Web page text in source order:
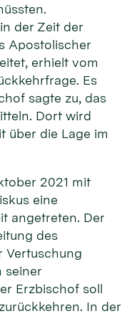
der Zeit der
Apostolischer
erhielt vom
Es
sagte zu, das
Dort wird
über die Lage im
2021 mit
eine
angetreten. Der
des
Vertuschung
seiner
Erzbischof soll
In der